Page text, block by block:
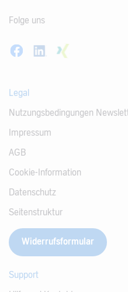
Folge uns
Legal
Nutzungsbedingungen
Impressum
AGB
Cookie-Information
Datenschutz
Seitenstruktur
Widerrufsformular
Support